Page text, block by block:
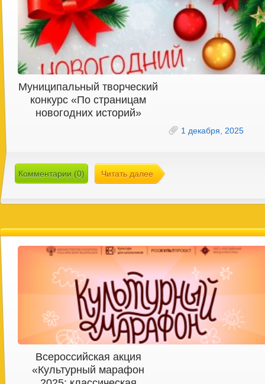
Муниципальный творческий
конкурс «По страницам
новогодних историй»
1 декабря, 2025
Комментарии (0) Читать далее
Всероссийская акция
«Культурный марафон